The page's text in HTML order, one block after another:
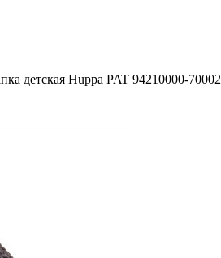
детская Huppa PAT 94210000-70002